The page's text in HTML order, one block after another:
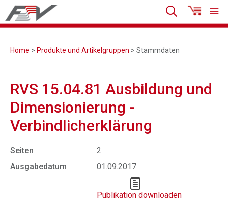
Home > Produkte und Artikelgruppen > Stammdaten
RVS 15.04.81 Ausbildung und
Dimensionierung -
Verbindlicherklärung
Seiten
2
Ausgabedatum
01.09.2017
Publikation downloaden